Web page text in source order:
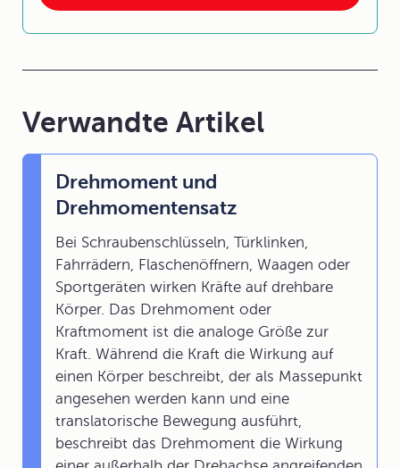
Verwandte Artikel
Drehmoment und
Drehmomentensatz
Bei Schraubenschlüsseln, Türklinken,
Fahrrädern, Flaschenöffnern, Waagen oder
Sportgeräten wirken Kräfte auf drehbare
Körper. Das Drehmoment oder
Kraftmoment ist die analoge Größe zur
Kraft. Während die Kraft die Wirkung auf
einen Körper beschreibt, der als Massepunkt
angesehen werden kann und eine
translatorische Bewegung ausführt,
beschreibt das Drehmoment die Wirkung